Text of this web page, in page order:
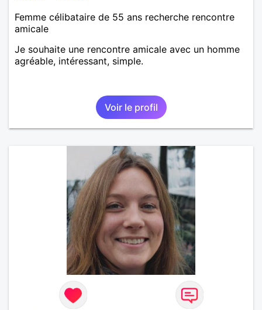
Femme célibataire de 55 ans recherche rencontre
amicale
Je souhaite une rencontre amicale avec un homme
agréable, intéressant, simple.
Voir le profil